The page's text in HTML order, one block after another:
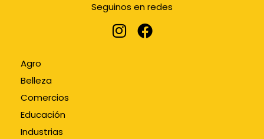
Seguinos en redes
Agro
Belleza
Comercios
Educación
Industrias